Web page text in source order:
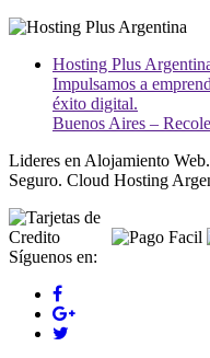
Hosting Plus
Impulsamos a
éxito digital.
Buenos Aires –
Lideres en Alojamiento
Seguro. Cloud Hosting
Síguenos en: